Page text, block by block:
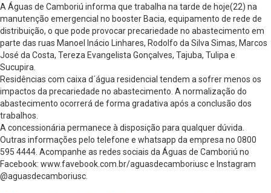
A Águas de Camboriú informa que trabalha na tarde de hoje(22) na
manutenção emergencial no booster Bacia, equipamento de rede de
distribuição, o que pode provocar precariedade no abastecimento em
parte das ruas Manoel Inácio Linhares, Rodolfo da Silva Simas, Marcos
José da Costa, Tereza Evangelista Gonçalves, Tajuba, Tulipa e
Sucupira.
Residências com caixa d´água residencial tendem a sofrer menos os
impactos da precariedade no abastecimento. A normalização do
abastecimento ocorrerá de forma gradativa após a conclusão dos
trabalhos.
A concessionária permanece à disposição para qualquer dúvida.
Outras informações pelo telefone e whatsapp da empresa no 0800
595 4444. Acompanhe as redes sociais da Águas de Camboriú no
Facebook: www.favebook.com.br/aguasdecamboriusc e Instagram
@aguasdecamboriusc.